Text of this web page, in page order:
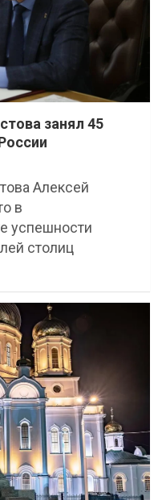
занял 45
Алексей
в
успешности
столиц